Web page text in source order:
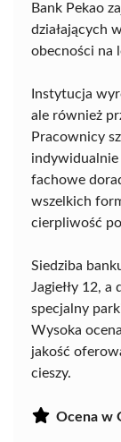
Bank Pekao
działających
obecności na
Instytucja
ale również
Pracownicy
fachowe
wszelkich
cierpliwość
Siedziba
Jagiełły 12,
specjalny
Wysoka
jakość
cieszy.
Ocena w